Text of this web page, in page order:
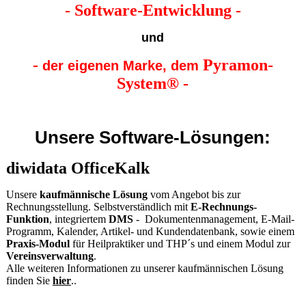
- Software-Entwicklung -
und
- der eigenen Marke, dem Pyramon-
System® -
Unsere Software-Lösungen:
diwidata OfficeKalk
Unsere kaufmännische Lösungvom Angebot bis zur
Rechnungsstellung. Selbstverständlich mit E-Rechnungs-
Funktion, integriertem DMS - Dokumentenmanagement, E-Mail-
Programm, Kalender, Artikel- und Kundendatenbank, sowie einem
Praxis-Modulfür Heilpraktiker und THP´s und einem Modul zur
Vereinsverwaltung.
Alle weiteren Informationen zu unserer kaufmännischen Lösung
finden Sie hier..